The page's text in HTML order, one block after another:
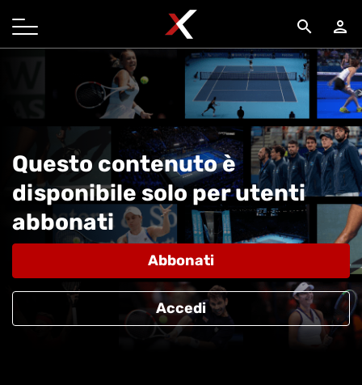
search person
Questo contenuto è
disponibile solo per utenti
abbonati
Abbonati
Accedi